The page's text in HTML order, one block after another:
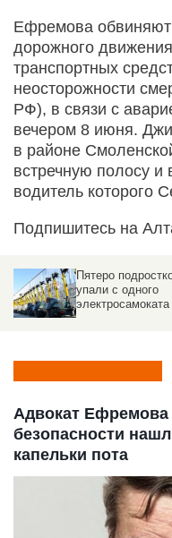
Ефремова
дорожного
транспортных
неосторожности
РФ), в связи с
вечером 8 июня.
в районе
встречную полосу и
водитель которого
Подпишитесь на
Пятеро
упали с одного
электросамоката
Адвокат Ефремова
безопасности
капельки пота